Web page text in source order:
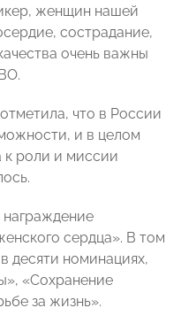
женщин нашей
сострадание,
очень важны
что в России
и в целом
к роли и миссии
сердца». В том
десяти номинациях,
«Сохранение
за жизнь».